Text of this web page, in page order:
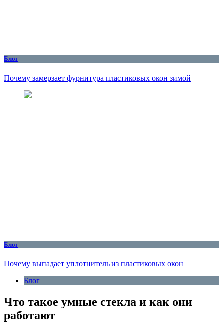
Блог
Почему замерзает фурнитура пластиковых окон зимой
Блог
Почему выпадает уплотнитель из пластиковых окон
Блог
Что такое умные стекла и как они
работают